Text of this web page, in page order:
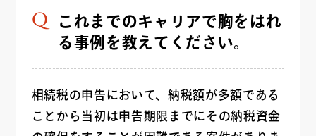
これまでのキャリアで胸をはれ
る事例を教えてください。
相続税の申告において、納税額が多額である
ことから当初は申告期限までにその納税資金